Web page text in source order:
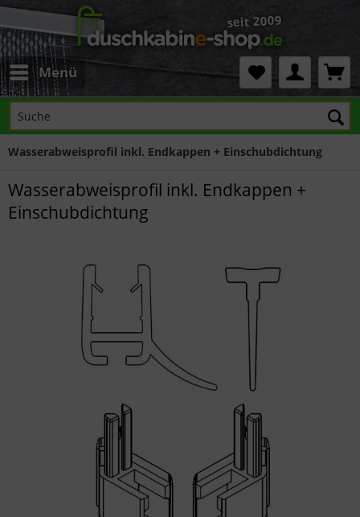
Menü
Wasserabweisprofil inkl. Endkappen + Einschubdichtung
Wasserabweisprofil inkl. Endkappen +
Einschubdichtung